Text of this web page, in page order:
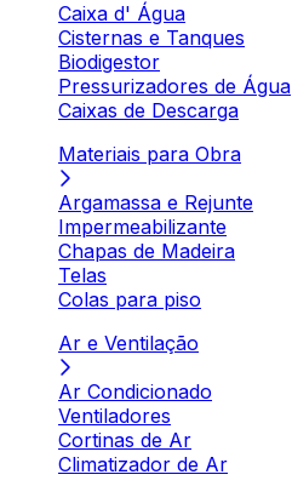
Caixa d' Água
Cisternas e Tanques
Biodigestor
Pressurizadores de Água
Caixas de Descarga
Materiais para Obra
Argamassa e Rejunte
Impermeabilizante
Chapas de Madeira
Telas
Colas para piso
Ar e Ventilação
Ar Condicionado
Ventiladores
Cortinas de Ar
Climatizador de Ar